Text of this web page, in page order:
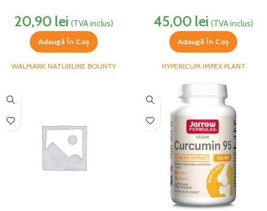
20,90 lei (TVA inclus)
Adaugă În Coș
WALMARK NATURLINE BOUNTY
45,00 lei (TVA inclus)
Adaugă În Coș
HYPERICUM IMPEX PLANT